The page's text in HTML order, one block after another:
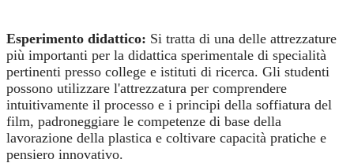
Esperimento didattico: Si tratta di una delle attrezzature
più importanti per la didattica sperimentale di specialità
pertinenti presso college e istituti di ricerca. Gli studenti
possono utilizzare l'attrezzatura per comprendere
intuitivamente il processo e i principi della soffiatura del
film, padroneggiare le competenze di base della
lavorazione della plastica e coltivare capacità pratiche e
pensiero innovativo.